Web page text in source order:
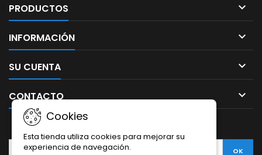
PRODUCTOS 
INFORMACIÓN 
SU CUENTA 
CONTACTO 
Cookies
Esta tienda utiliza cookies para mejorar su
experiencia de navegación.